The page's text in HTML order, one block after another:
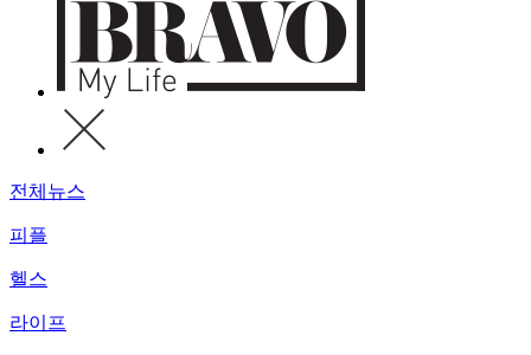
전체뉴스
피플
헬스
라이프